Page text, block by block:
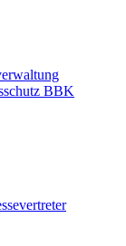
BBK